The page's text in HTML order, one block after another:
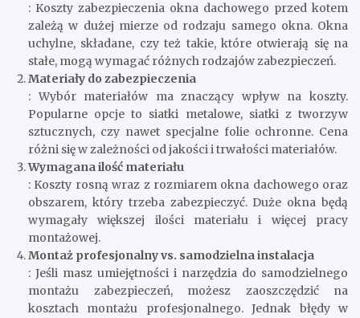
: Koszty zabezpieczenia okna dachowego przed kotem
zależą w dużej mierze od rodzaju samego okna. Okna
uchylne, składane, czy też takie, które otwierają się na
stałe, mogą wymagać różnych rodzajów zabezpieczeń.
Materiały do zabezpieczenia
: Wybór materiałów ma znaczący wpływ na koszty.
Popularne opcje to siatki metalowe, siatki z tworzyw
sztucznych, czy nawet specjalne folie ochronne. Cena
różni się w zależności od jakości i trwałości materiałów.
Wymagana ilość materiału
: Koszty rosną wraz z rozmiarem okna dachowego oraz
obszarem, który trzeba zabezpieczyć. Duże okna będą
wymagały większej ilości materiału i więcej pracy
montażowej.
Montaż profesjonalny vs. samodzielna instalacja
: Jeśli masz umiejętności i narzędzia do samodzielnego
montażu zabezpieczeń, możesz zaoszczędzić na
kosztach montażu profesjonalnego. Jednak błędy w